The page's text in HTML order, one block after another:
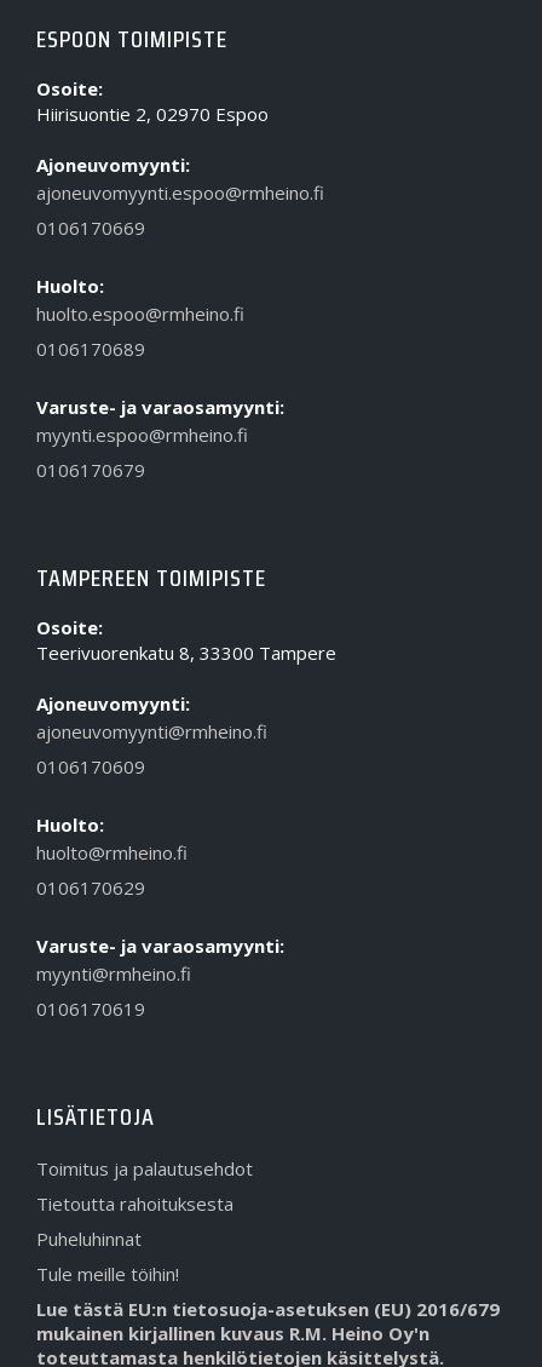
ESPOON TOIMIPISTE
Osoite:
Hiirisuontie 2, 02970 Espoo
Ajoneuvomyynti:
ajoneuvomyynti.espoo@rmheino.fi
0106170669
Huolto:
huolto.espoo@rmheino.fi
0106170689
Varuste- ja varaosamyynti:
myynti.espoo@rmheino.fi
0106170679
TAMPEREEN TOIMIPISTE
Osoite:
Teerivuorenkatu 8, 33300 Tampere
Ajoneuvomyynti:
ajoneuvomyynti@rmheino.fi
0106170609
Huolto:
huolto@rmheino.fi
0106170629
Varuste- ja varaosamyynti:
myynti@rmheino.fi
0106170619
LISÄTIETOJA
Toimitus ja palautusehdot
Tietoutta rahoituksesta
Puheluhinnat
Tule meille töihin!
Lue tästä EU:n tietosuoja-asetuksen (EU) 2016/679
mukainen kirjallinen kuvaus R.M. Heino Oy'n
toteuttamasta henkilötietojen käsittelystä.